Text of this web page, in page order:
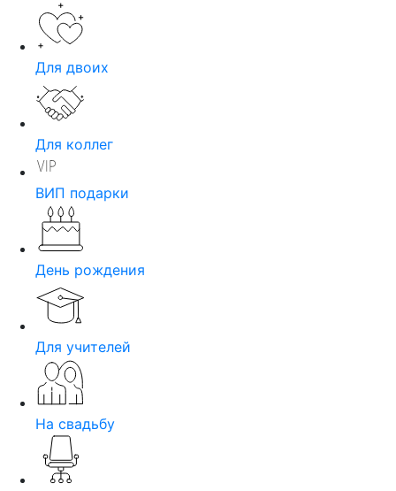
Для двоих
Для коллег
ВИП подарки
День рождения
Для учителей
На свадьбу